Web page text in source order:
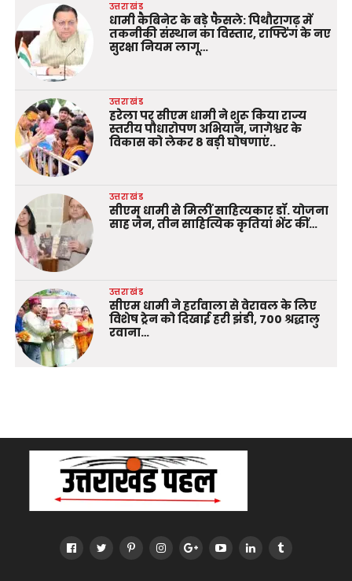
उत्तराखंड
धामी कैबिनेट के बड़े फैसले: पिथौरागढ़ में
तकनीकी संस्थान का विस्तार, राफ्टिंग के नए
सुरक्षा नियम लागू…
उत्तराखंड
हरेला पर सीएम धामी ने शुरू किया राज्य
स्तरीय पौधारोपण अभियान, जागेश्वर के
विकास को लेकर 8 बड़ी घोषणाएं..
उत्तराखंड
सीएम धामी से मिलीं साहित्यकार डॉ. योजना
साह जैन, तीन साहित्यिक कृतियां भेंट कीं…
उत्तराखंड
सीएम धामी ने हर्रावाला से वेरावल के लिए
विशेष ट्रेन को दिखाई हरी झंडी, 700 श्रद्धालु
रवाना…